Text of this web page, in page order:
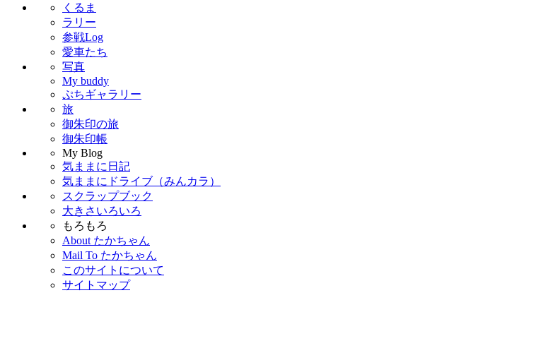
くるま
ラリー
参戦Log
愛車たち
写真
My buddy
ぷちギャラリー
旅
御朱印の旅
御朱印帳
My Blog
気ままに日記
気ままにドライブ（みんカラ）
スクラップブック
大きさいろいろ
もろもろ
About たかちゃん
Mail To たかちゃん
このサイトについて
サイトマップ